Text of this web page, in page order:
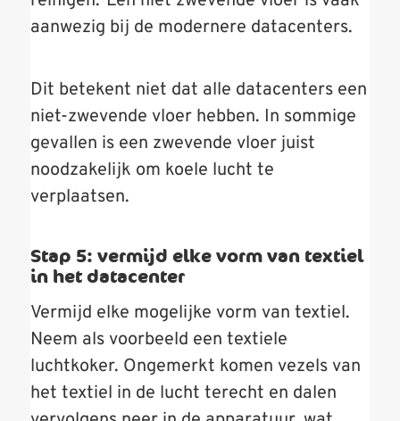
aanwezig bij de modernere datacenters.
Dit betekent niet dat alle datacenters een
niet-zwevende vloer hebben. In sommige
gevallen is een zwevende vloer juist
noodzakelijk om koele lucht te
verplaatsen.
Stap 5: vermijd elke vorm van textiel
in het datacenter
Vermijd elke mogelijke vorm van textiel.
Neem als voorbeeld een textiele
luchtkoker. Ongemerkt komen vezels van
het textiel in de lucht terecht en dalen